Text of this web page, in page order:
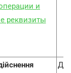
и
реквизиты